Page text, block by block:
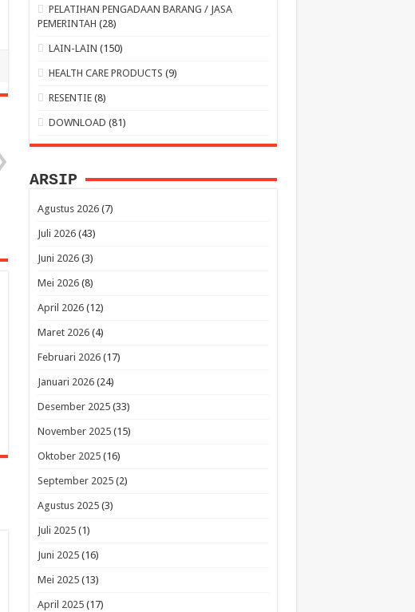
PELATIHAN PENGADAAN BARANG / JASA
PEMERINTAH (28)
LAIN-LAIN (150)
HEALTH CARE PRODUCTS (9)
RESENTIE (8)
DOWNLOAD (81)
ARSIP
Agustus 2026(7)
Juli 2026(43)
Juni 2026(3)
Mei 2026(8)
April 2026(12)
Maret 2026(4)
Februari 2026(17)
Januari 2026(24)
Desember 2025(33)
November 2025(15)
Oktober 2025(16)
September 2025(2)
Agustus 2025(3)
Juli 2025(1)
Juni 2025(16)
Mei 2025(13)
April 2025(17)